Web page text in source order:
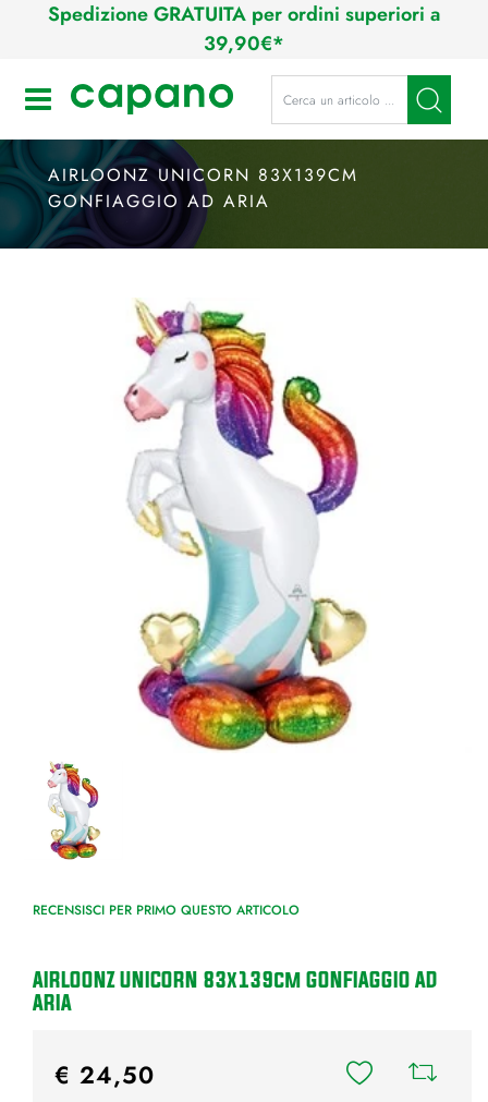
Spedizione GRATUITA per ordini superiori a
39,90€*
Open La modifica di un filtro
AIRLOONZ UNICORN 83X139CM
GONFIAGGIO AD ARIA
RECENSISCI PER PRIMO QUESTO ARTICOLO
AIRLOONZ UNICORN 83x139cm GONFIAGGIO AD
ARIA
€ 24,50